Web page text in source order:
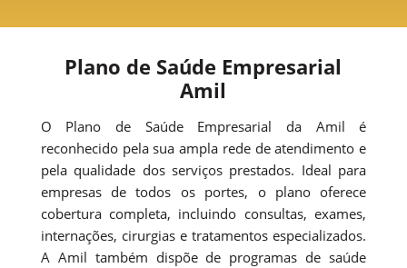
Plano de Saúde Empresarial
Amil
O Plano de Saúde Empresarial da Amil é
reconhecido pela sua ampla rede de atendimento e
pela qualidade dos serviços prestados. Ideal para
empresas de todos os portes, o plano oferece
cobertura completa, incluindo consultas, exames,
internações, cirurgias e tratamentos especializados.
A Amil também dispõe de programas de saúde